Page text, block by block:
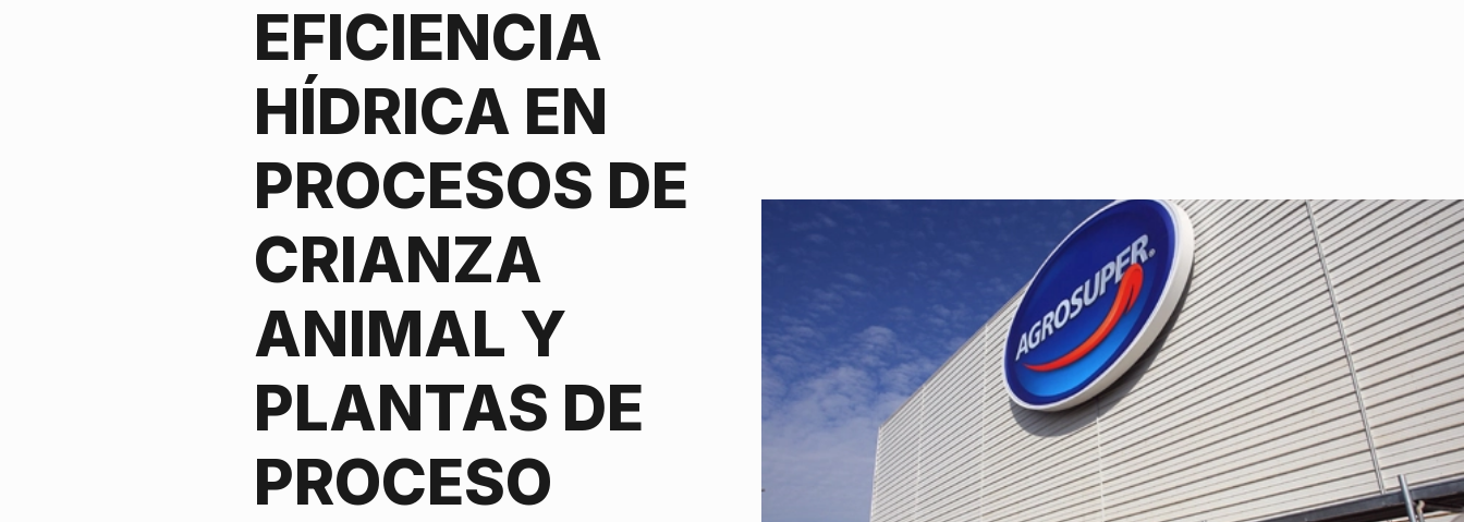
EFICIENCIA
HÍDRICA EN
PROCESOS DE
CRIANZA
ANIMAL Y
PLANTAS DE
PROCESO